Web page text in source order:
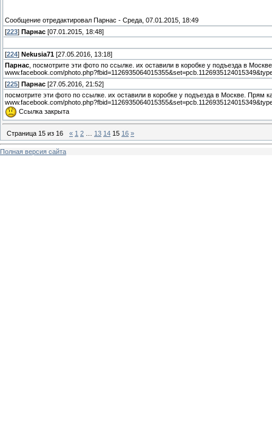
Сообщение отредактировал Парнас - Среда, 07.01.2015, 18:49
[223] Парнас [07.01.2015, 18:48]
[224] Nekusia71 [27.05.2016, 13:18]
Парнас , посмотрите эти фото по ссылке. их оставили в коробке у подъезда в
www.facebook.com/
[225] Парнас [27.05.2016, 21:52]
посмотрите эти фото по ссылке. их оставили в коробке у подъезда в Москве. Прям
www.facebook.com/
Ссылка закрыта
Страница 15 из 16 « 1 2 13 14 15 16 »
Полная версия сайта